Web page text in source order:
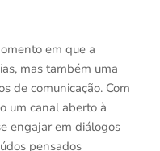
em que a
mas também uma
de comunicação. Com
um canal aberto à
engajar em diálogos
pensados